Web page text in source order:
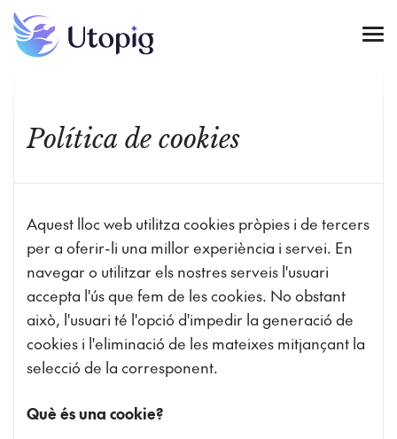
Política de cookies
Aquest lloc web utilitza cookies pròpies i de tercers
per a oferir-li una millor experiència i servei. En
navegar o utilitzar els nostres serveis l'usuari
accepta l'ús que fem de les cookies. No obstant
això, l'usuari té l'opció d'impedir la generació de
cookies i l'eliminació de les mateixes mitjançant la
selecció de la corresponent.
Què és una cookie?